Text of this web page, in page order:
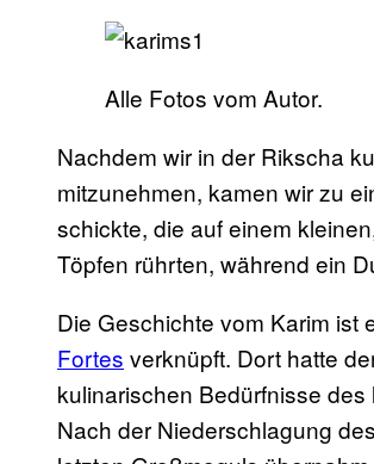
Alle Fotos vom Autor.
Nachdem wir in der Rikscha
mitzunehmen, kamen wir zu
schickte, die auf einem
Töpfen rührten, während ein
Die Geschichte vom Karim ist
Fortes verknüpft. Dort hatte
kulinarischen Bedürfnisse
Nach der Niederschlagung des